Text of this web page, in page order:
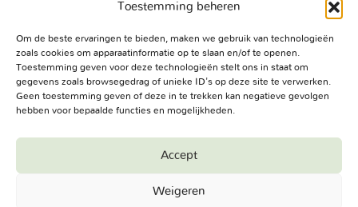
Toestemming beheren
Om de beste ervaringen te bieden, maken we gebruik van technologieën
zoals cookies om apparaatinformatie op te slaan en/of te openen.
Toestemming geven voor deze technologieën stelt ons in staat om
gegevens zoals browsegedrag of unieke ID's op deze site te verwerken.
Geen toestemming geven of deze in te trekken kan negatieve gevolgen
hebben voor bepaalde functies en mogelijkheden.
Accept
Weigeren
Volg ons:
Facebook
Bezoekadres
Haringweg 3A
2975 LB Ottoland
Reserved.